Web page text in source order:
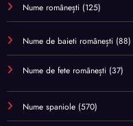
Nume românești (125)
Nume de baieti românești (88)
Nume de fete românești (37)
Nume spaniole (570)